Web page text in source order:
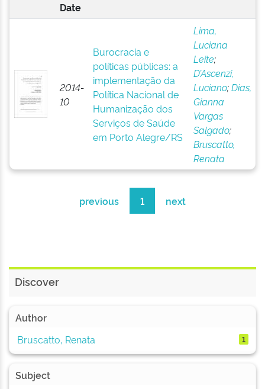
Date
2014-
10
Burocracia e
políticas públicas: a
implementação da
Política Nacional de
Humanização dos
Serviços de Saúde
em Porto Alegre/RS
Lima,
Luciana
Leite;
D’Ascenzi,
Luciano;Dias,
Gianna
Vargas
Salgado;
Bruscatto,
Renata
previous 1 next
Discover
Author
Bruscatto, Renata
1
Subject